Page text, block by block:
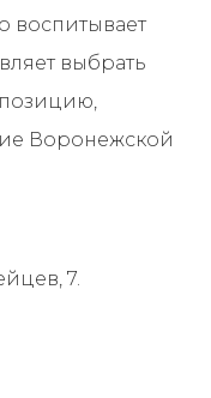
воспитывает
выбрать
позицию,
Воронежской
7.